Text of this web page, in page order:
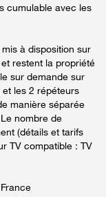
cumulable avec les
à disposition sur
restent la propriété
sur demande sur
les 2 répéteurs
manière séparée
nombre de
(détails et tarifs
TV compatible : TV